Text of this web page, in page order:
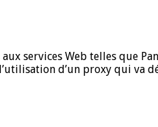
services Web telles que
d’un proxy qui va